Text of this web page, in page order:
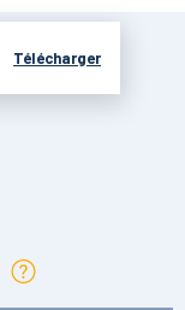
Télécharger